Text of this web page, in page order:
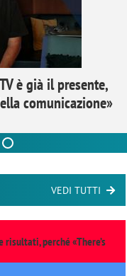
è già il presente,
comunicazione»
VEDI TUTTI
perché «There’s